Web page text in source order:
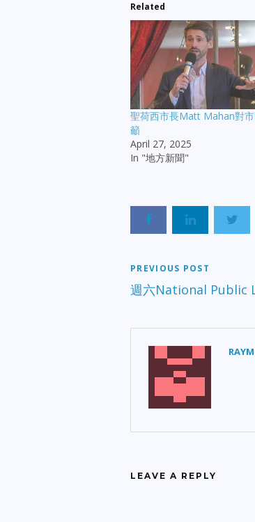
Related
聖荷西市長Matt Mahan對
籲
April 27, 2025
In "地方新聞"
PREVIOUS POST
週六National Public
LEAVE A REPLY